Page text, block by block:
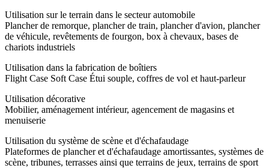
Utilisation sur le terrain dans le secteur automobile
Plancher de remorque, plancher de train, plancher d'avion, plancher
de véhicule, revêtements de fourgon, box à chevaux, bases de
chariots industriels
Utilisation dans la fabrication de boîtiers
Flight Case Soft Case Étui souple, coffres de vol et haut-parleur
Utilisation décorative
Mobilier, aménagement intérieur, agencement de magasins et
menuiserie
Utilisation du système de scène et d'échafaudage
Plateformes de plancher et d'échafaudage amortissantes, systèmes de
scène, tribunes, terrasses ainsi que terrains de jeux, terrains de sport